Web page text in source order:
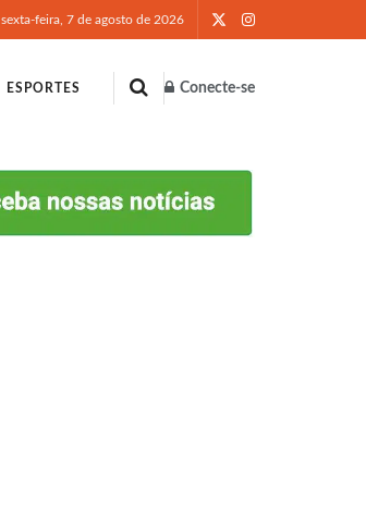
sexta-feira, 7 de agosto de 2026
ESPORTES Conecte-se